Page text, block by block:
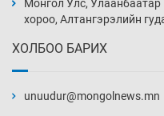
Уржигдар
Уржигдар
Монгол Улс, Улаанбаатар
хороо, Алтангэрэлийн
ХОЛБОО БАРИХ
unuudur@mongolnews.mn